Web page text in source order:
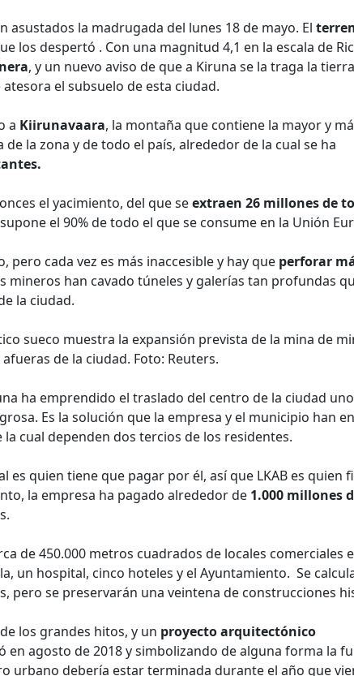
asustados la madrugada del lunes 18 de mayo. El
los despertó . Con una magnitud 4,1 en la escala de
, y un nuevo aviso de que a Kiruna se la traga la
atesora el subsuelo de esta ciudad.
a Kiirunavaara, la mon­taña que contiene la mayor y
la zona y de todo el país, alrededor de la cual se ha
el yacimiento, del que seextraen 26 millones de
el 90% de todo el que se consume en la Unión
cada vez es más ­inaccesible y hay que perforar
mineros han cavado túneles y galerías tan profundas
la ciudad.
sueco muestra la expansión prevista de la mina de
de la ciudad. Foto: Reuters.
ha emprendido el traslado del centro de la ciudad
Es la solución que la empresa y el municipio han
cual dependen dos tercios de los residentes.
es quien tiene que pagar por él, así que LKAB es quien
la empresa ha pagado alrededor de 1.000 millones
de 450.000 metros cuadrados de locales comerciales e
un hospital, cinco hoteles y el Ayuntamiento. Se
pero se preservarán una veintena de construcciones
los grandes hitos, y un proyecto arquitectónico
en agosto de 2018 y simbolizando de alguna forma la
urbano debería estar terminada durante el año que